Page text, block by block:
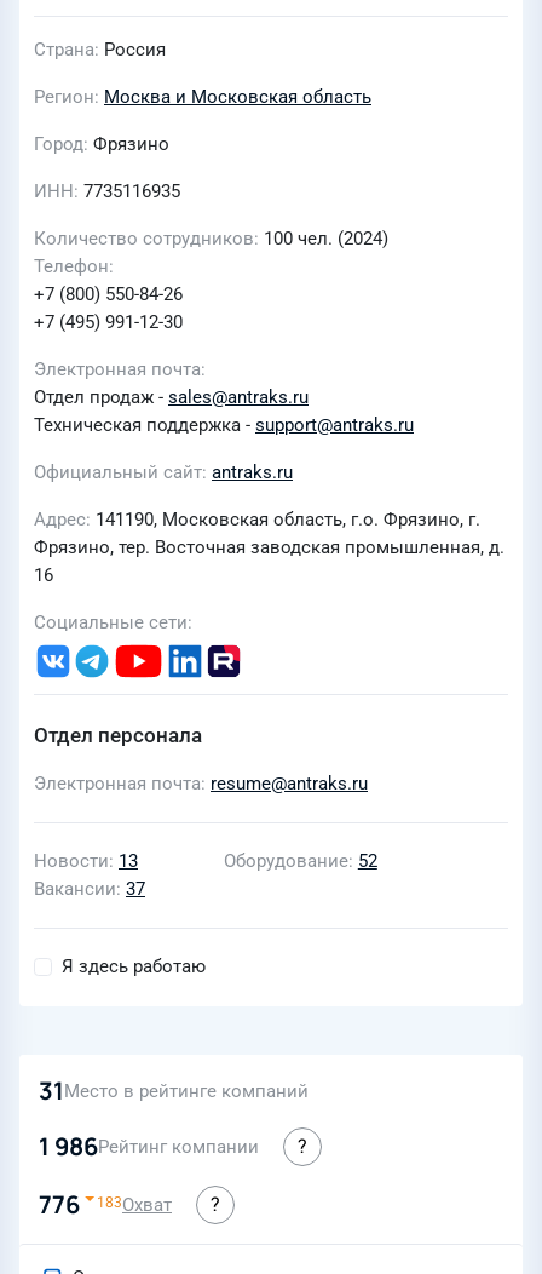
Страна Россия
Регион Москва и Московская область
Город Фрязино
ИНН 7735116935
Количество сотрудников 100 чел. (2024)
Телефон
+7 (800) 550-84-26
+7 (495) 991-12-30
Электронная почта
Отдел продаж - sales@antraks.ru
Техническая поддержка - support@antraks.ru
Официальный сайт antraks.ru
Адрес 141190, Московская область, г.о. Фрязино, г.
Фрязино, тер. Восточная заводская промышленная, д.
16
Социальные сети
Отдел персонала
Электронная почта resume@antraks.ru
Новости 13 Оборудование 52
Вакансии 37
Я здесь работаю
31Место в рейтинге компаний
1 986Рейтинг компании
776 183Охват